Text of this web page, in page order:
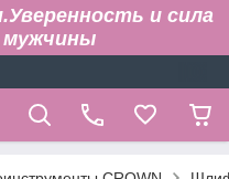
и сила